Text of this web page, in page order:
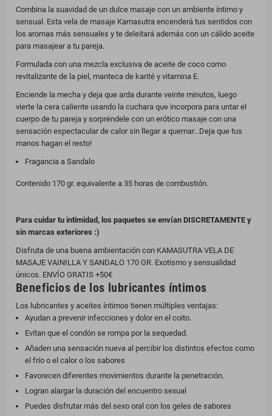
Combina la suavidad de un dulce masaje con un ambiente íntimo y
sensual. Esta vela de masaje Kamasutra encenderá tus sentidos con
los aromas más sensuales y te deleitará además con un cálido aceite
para masajear a tu pareja.
Formulada con una mezcla exclusiva de aceite de coco como
revitalizante de la piel, manteca de karité y vitamina E.
Enciende la mecha y deja que arda durante veinte minutos, luego
vierte la cera caliente usando la cuchara que incorpora para untar el
cuerpo de tu pareja y sorpréndele con un erótico masaje con una
sensación espectacular de calor sin llegar a quemar...Deja que tus
manos hagan el resto!
Fragancia a Sandalo
Contenido 170 gr. equivalente a 35 horas de combustión.
Para cuidar tu intimidad, los paquetes se envían DISCRETAMENTE y
sin marcas exteriores :)
Disfruta de una buena ambientación con KAMASUTRA VELA DE
MASAJE VAINILLA Y SANDALO 170 GR. Exotismo y sensualidad
únicos. ENVÍO GRATIS +50€
Beneficios de los lubricantes íntimos
Los lubricantes y aceites íntimos tienen múltiples ventajas:
Ayudan a prevenir infecciones y dolor en el coito.
Evitan que el condón se rompa por la sequedad.
Añaden una sensación nueva al percibir los distintos efectos como
el frío o el calor o los sabores
Favorecen diferentes movimientos durante la penetración.
Logran alargar la duración del encuentro sexual
Puedes disfrutar más del sexo oral con los geles de sabores